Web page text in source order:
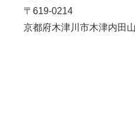
〒619-0214
京都府木津川市木津内田